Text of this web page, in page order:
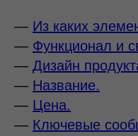
— Из каких
— Функционал и
— Дизайн
— Название.
— Цена.
— Ключевые